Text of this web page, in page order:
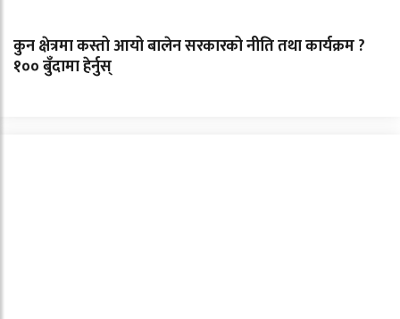
कुन क्षेत्रमा कस्तो आयो बालेन सरकारको नीति तथा कार्यक्रम ?
१०० बुँदामा हेर्नुस्